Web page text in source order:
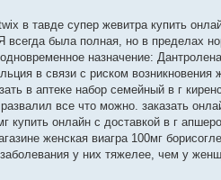
в тавде супер жевитра купить
всегда была полная, но в пределах
назначение:
в связи с риском
в аптеке набор семейный в г
все что можно. заказать
онлайн с доставкой в г
женская виагра 100мг
у них тяжелее, чем у